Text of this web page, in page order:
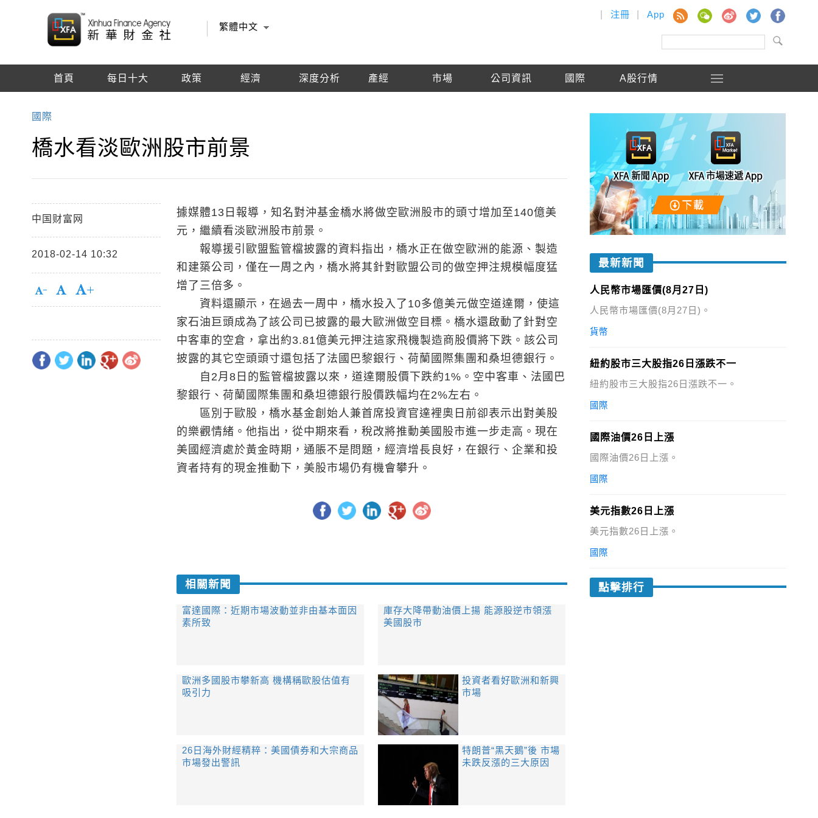
繁體中文
注冊 App
首頁 每日十大 政策 經濟 深度分析 產經 市場 公司資訊 國際 A股行情
國際
橋水看淡歐洲股市前景
中国财富网
2018-02-14 10:32
據媒體13日報導，知名對沖基金橋水將做空歐洲股市的頭寸增加至140億美
元，繼續看淡歐洲股市前景。
報導援引歐盟監管檔披露的資料指出，橋水正在做空歐洲的能源、製造
和建築公司，僅在一周之內，橋水將其針對歐盟公司的做空押注規模幅度猛
增了三倍多。
資料還顯示，在過去一周中，橋水投入了10多億美元做空道達爾，使這
家石油巨頭成為了該公司已披露的最大歐洲做空目標。橋水還啟動了針對空
中客車的空倉，拿出約3.81億美元押注這家飛機製造商股價將下跌。該公司
披露的其它空頭頭寸還包括了法國巴黎銀行、荷蘭國際集團和桑坦德銀行。
自2月8日的監管檔披露以來，道達爾股價下跌約1%。空中客車、法國巴
黎銀行、荷蘭國際集團和桑坦德銀行股價跌幅均在2%左右。
區別于歐股，橋水基金創始人兼首席投資官達裡奧日前卻表示出對美股
的樂觀情緒。他指出，從中期來看，稅改將推動美國股市進一步走高。現在
美國經濟處於黃金時期，通脹不是問題，經濟增長良好，在銀行、企業和投
資者持有的現金推動下，美股市場仍有機會攀升。
相關新聞
富達國際：近期市場波動並非由基本面因
素所致
庫存大降帶動油價上揚 能源股逆市領漲
美國股市
歐洲多國股市攀新高 機構稱歐股估值有
吸引力
投資者看好歐洲和新興
市場
26日海外財經精粹：美國債券和大宗商品
市場發出警訊
特朗普“黑天鵝”後 市場
未跌反漲的三大原因
最新新聞
人民幣市場匯價(8月27日)
人民幣市場匯價(8月27日)。
貨幣
紐約股市三大股指26日漲跌不一
紐約股市三大股指26日漲跌不一。
國際
國際油價26日上漲
國際油價26日上漲。
國際
美元指數26日上漲
美元指數26日上漲。
國際
點擊排行